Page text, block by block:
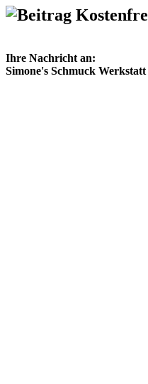
Ihre Nachricht an:
Simone's Schmuck Werkstatt